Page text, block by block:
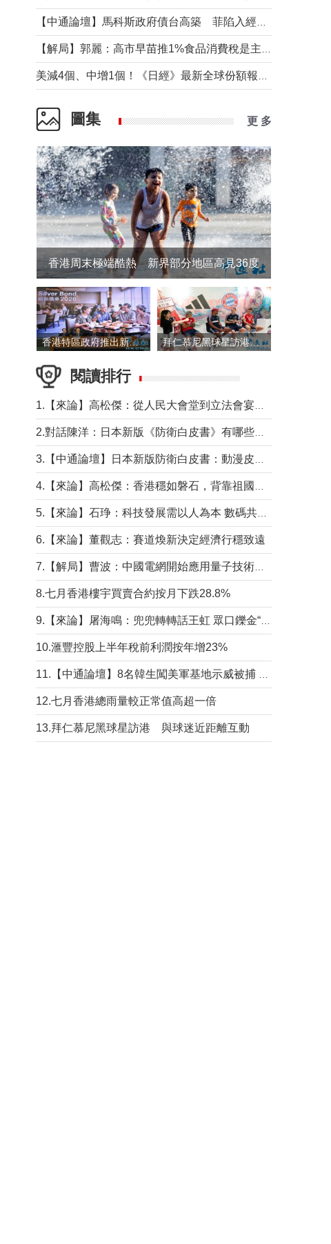
圖集 更 多
香港周末極端酷熱 新界部分地區高見36度
香港特區政府推出新一批銀色債券 每手1萬元保底息4.25厘 拜仁慕尼黑球星訪港 與球迷近距離互動
閱讀排行
6.【來論】董觀志：賽道煥新決定經濟行穩致遠
8.七月香港樓宇買賣合約按月下跌28.8%
10.滙豐控股上半年稅前利潤按年增23%
12.七月香港總雨量較正常值高超一倍
13.拜仁慕尼黑球星訪港 與球迷近距離互動